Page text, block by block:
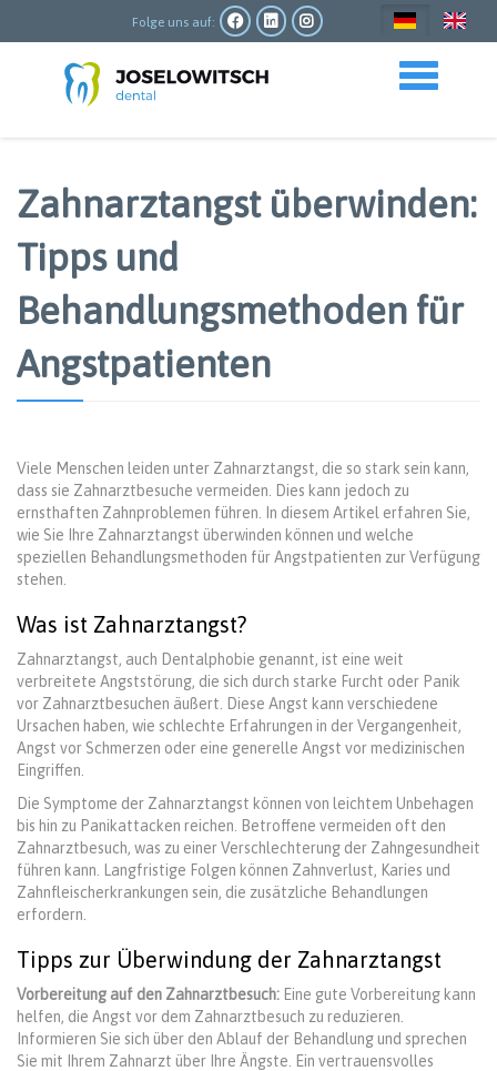
Inhalt
Folge uns auf:
Toggle navigation
Zahnarztangst überwinden:
Tipps und
Behandlungsmethoden für
Angstpatienten
Viele Menschen leiden unter Zahnarztangst, die so stark sein kann,
dass sie Zahnarztbesuche vermeiden. Dies kann jedoch zu
ernsthaften Zahnproblemen führen. In diesem Artikel erfahren Sie,
wie Sie Ihre Zahnarztangst überwinden können und welche
speziellen Behandlungsmethoden für Angstpatienten zur Verfügung
stehen.
Was ist Zahnarztangst?
Zahnarztangst, auch Dentalphobie genannt, ist eine weit
verbreitete Angststörung, die sich durch starke Furcht oder Panik
vor Zahnarztbesuchen äußert. Diese Angst kann verschiedene
Ursachen haben, wie schlechte Erfahrungen in der Vergangenheit,
Angst vor Schmerzen oder eine generelle Angst vor medizinischen
Eingriffen.
Die Symptome der Zahnarztangst können von leichtem Unbehagen
bis hin zu Panikattacken reichen. Betroffene vermeiden oft den
Zahnarztbesuch, was zu einer Verschlechterung der Zahngesundheit
führen kann. Langfristige Folgen können Zahnverlust, Karies und
Zahnfleischerkrankungen sein, die zusätzliche Behandlungen
erfordern.
Tipps zur Überwindung der Zahnarztangst
Vorbereitung auf den Zahnarztbesuch: Eine gute Vorbereitung kann
helfen, die Angst vor dem Zahnarztbesuch zu reduzieren.
Informieren Sie sich über den Ablauf der Behandlung und sprechen
Sie mit Ihrem Zahnarzt über Ihre Ängste. Ein vertrauensvolles